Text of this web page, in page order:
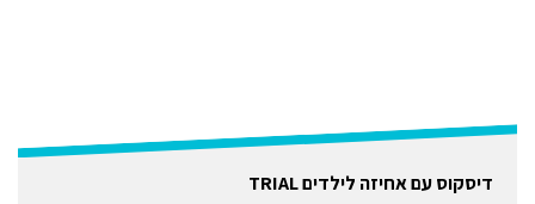
דיסקוס עם אחיזה לילדים TRIAL
למוצר